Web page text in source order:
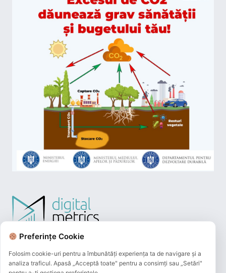
Preferințe Cookie
Folosim cookie-uri pentru a îmbunătăți experiența ta de navigare și a
analiza traficul. Apasă „Acceptă toate" pentru a consimți sau „Setări"